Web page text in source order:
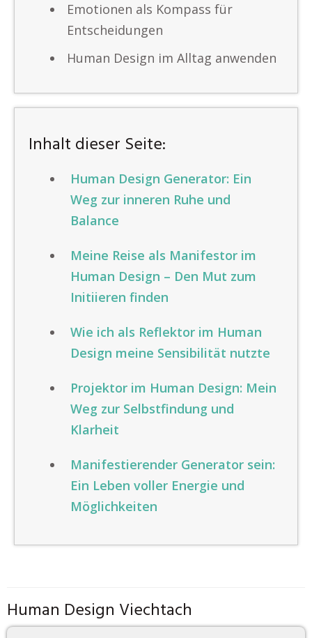
Emotionen als Kompass für
Entscheidungen
Human Design im Alltag anwenden
Inhalt dieser Seite:
Human Design Generator: Ein
Weg zur inneren Ruhe und
Balance
Meine Reise als Manifestor im
Human Design – Den Mut zum
Initiieren finden
Wie ich als Reflektor im Human
Design meine Sensibilität nutzte
Projektor im Human Design: Mein
Weg zur Selbstfindung und
Klarheit
Manifestierender Generator sein:
Ein Leben voller Energie und
Möglichkeiten
Human Design Viechtach